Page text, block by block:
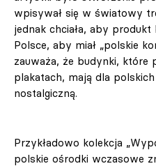
wpisywał się w światowy
jednak chciała, aby
Polsce, aby miał „polskie
zauważa, że budynki, które
plakatach, mają dla
nostalgiczną.
Przykładowo kolekcja
polskie ośrodki wczasowe